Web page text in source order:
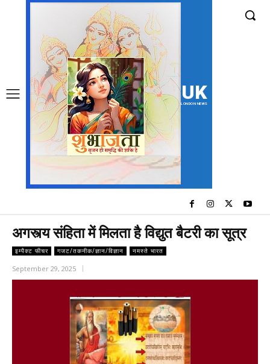
UK
LONDON NEWS
अगस्त्य संहिता में मिलता है विद्युत बैटरी का सूत्र
इम्पैक्ट फीचर गजट/तकनीक/ज्ञान/विज्ञान नमस्ते भारत
September 29, 2025